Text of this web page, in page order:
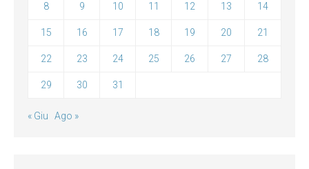
8 9 10 11 12 13 14
15 16 17 18 19 20 21
22 23 24 25 26 27 28
29 30 31
« Giu Ago »